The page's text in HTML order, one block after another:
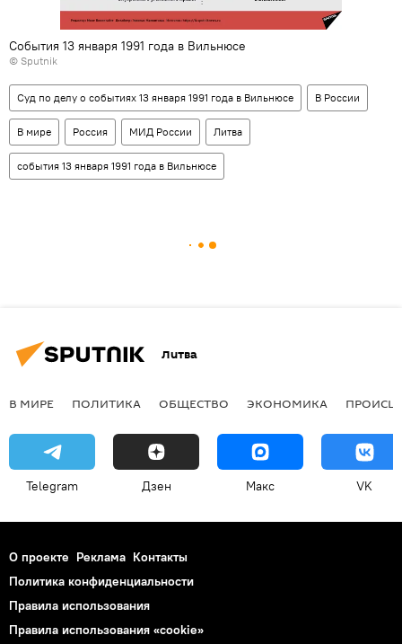
События 13 января 1991 года в Вильнюсе
© Sputnik
Суд по делу о событиях 13 января 1991 года в Вильнюсе В России
В мире Россия МИД России Литва
события 13 января 1991 года в Вильнюсе
Литва
В МИРЕ ПОЛИТИКА ОБЩЕСТВО ЭКОНОМИКА
Telegram Дзен Макс VK
О проекте Реклама Контакты
Политика конфиденциальности
Правила использования
Правила использования «cookie»